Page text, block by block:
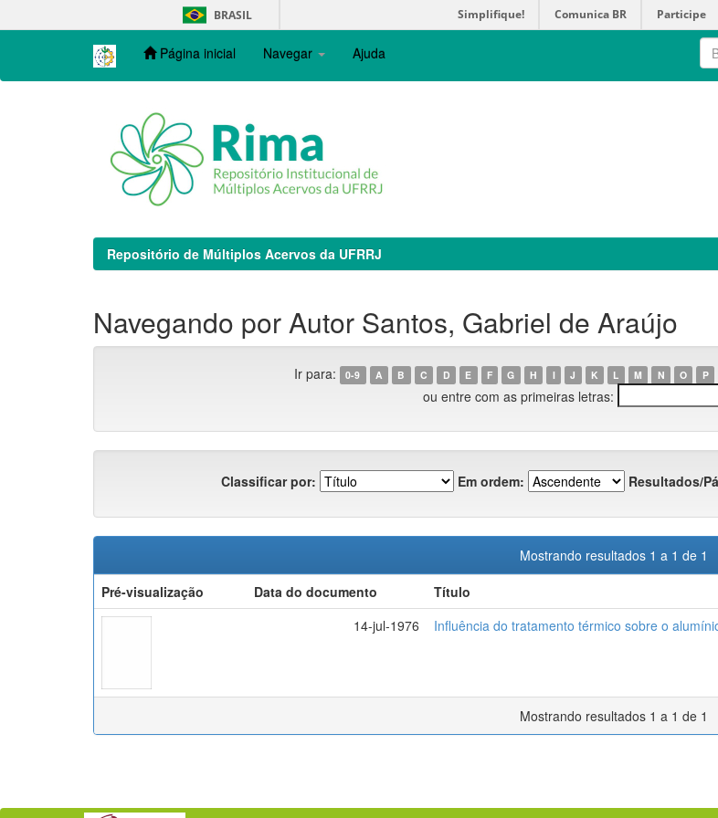
navigation
BRASIL Simplifique! Comunica BR Participe
Página inicial Navegar Ajuda
Repositório de Múltiplos Acervos da UFRRJ
Navegando por Autor Santos, Gabriel de Araújo
Ir para: 0-9 A B C D E F G H I J K L M N O P
ou entre com as primeiras letras:
Classificar por: Em ordem: Resultados/
Mostrando resultados 1 a 1 de 1
Pré-visualização
Data do documento Título
14-jul-1976
Influência do tratamento térmico sobre o
Mostrando resultados 1 a 1 de 1